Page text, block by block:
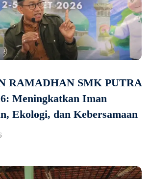
RAMADHAN SMK PUTRA
Meningkatkan Iman
Ekologi, dan Kebersamaan